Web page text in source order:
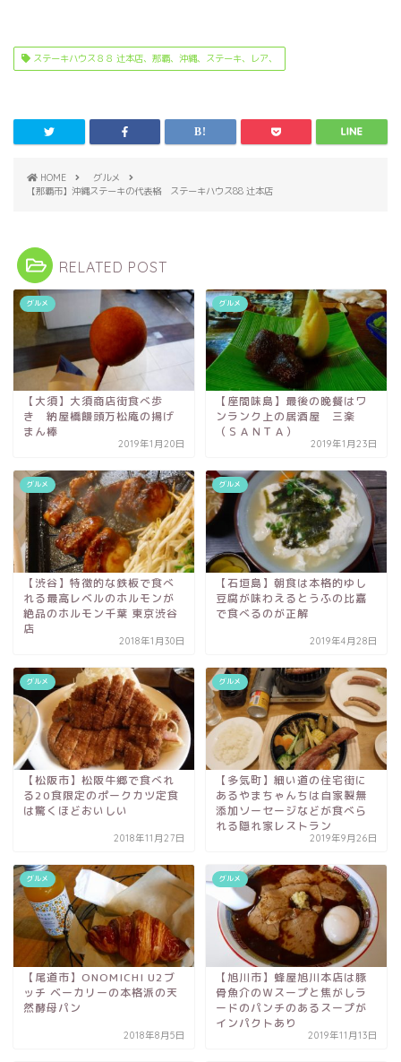
ステーキハウス８８ 辻本店、那覇、沖縄、ステーキ、レア、
HOME
グルメ
【那覇市】沖縄ステーキの代表格 ステーキハウス88 辻本店
RELATED POST
グルメ
【大須】大須商店街食べ歩
き 納屋橋饅頭万松庵の揚げ
まん棒
2019年1月20日
グルメ
【座間味島】最後の晩餐はワ
ンランク上の居酒屋 三楽
（ＳＡＮＴＡ）
2019年1月23日
グルメ
【渋谷】特徴的な鉄板で食べ
れる最高レベルのホルモンが
絶品のホルモン千葉 東京渋谷
店
2018年1月30日
グルメ
【石垣島】朝食は本格的ゆし
豆腐が味わえるとうふの比嘉
で食べるのが正解
2019年4月28日
グルメ
【松阪市】松阪牛郷で食べれ
る20食限定のポークカツ定食
は驚くほどおいしい
2018年11月27日
グルメ
【多気町】細い道の住宅街に
あるやまちゃんちは自家製無
添加ソーセージなどが食べら
れる隠れ家レストラン
2019年9月26日
グルメ
【尾道市】ONOMICHI U2ブ
ッチ ベーカリーの本格派の天
然酵母パン
2018年8月5日
グルメ
【旭川市】蜂屋旭川本店は豚
骨魚介のＷスープと焦がしラ
ードのパンチのあるスープが
インパクトあり
2019年11月13日